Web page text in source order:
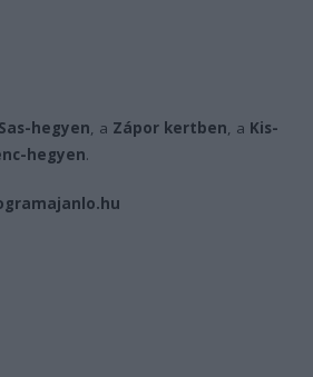
Sas-hegyen, a Zápor kertben, a Kis-
hegyen.